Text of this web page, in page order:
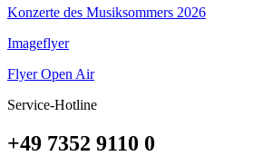
Konzerte des Musiksommers 2026
Imageflyer
Flyer Open Air
Service-Hotline
+49 7352 9110 0